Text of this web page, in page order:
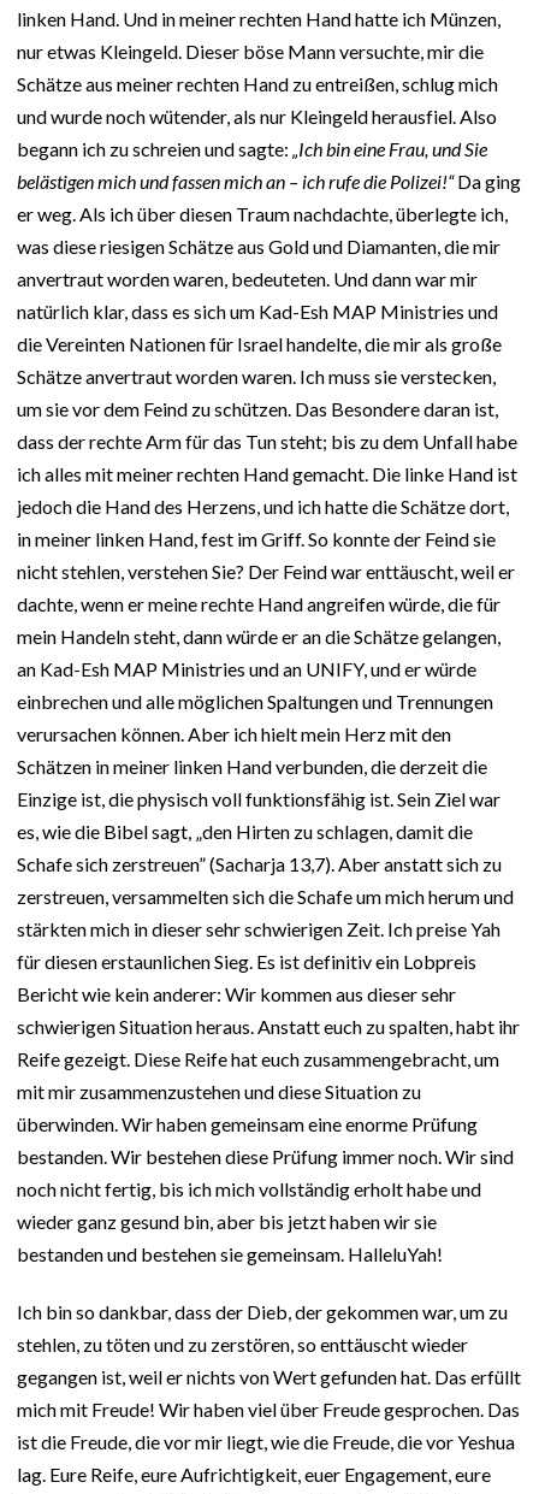
linken Hand. Und in meiner rechten Hand hatte ich Münzen,
nur etwas Kleingeld. Dieser böse Mann versuchte, mir die
Schätze aus meiner rechten Hand zu entreißen, schlug mich
und wurde noch wütender, als nur Kleingeld herausfiel. Also
begann ich zu schreien und sagte: „Ich bin eine Frau, und Sie
belästigen mich und fassen mich an – ich rufe die Polizei!“Da ging
er weg. Als ich über diesen Traum nachdachte, überlegte ich,
was diese riesigen Schätze aus Gold und Diamanten, die mir
anvertraut worden waren, bedeuteten. Und dann war mir
natürlich klar, dass es sich um Kad-Esh MAP Ministries und
die Vereinten Nationen für Israel handelte, die mir als große
Schätze anvertraut worden waren. Ich muss sie verstecken,
um sie vor dem Feind zu schützen. Das Besondere daran ist,
dass der rechte Arm für das Tun steht; bis zu dem Unfall habe
ich alles mit meiner rechten Hand gemacht. Die linke Hand ist
jedoch die Hand des Herzens, und ich hatte die Schätze dort,
in meiner linken Hand, fest im Griff. So konnte der Feind sie
nicht stehlen, verstehen Sie? Der Feind war enttäuscht, weil er
dachte, wenn er meine rechte Hand angreifen würde, die für
mein Handeln steht, dann würde er an die Schätze gelangen,
an Kad-Esh MAP Ministries und an UNIFY, und er würde
einbrechen und alle möglichen Spaltungen und Trennungen
verursachen können. Aber ich hielt mein Herz mit den
Schätzen in meiner linken Hand verbunden, die derzeit die
Einzige ist, die physisch voll funktionsfähig ist. Sein Ziel war
es, wie die Bibel sagt, „den Hirten zu schlagen, damit die
Schafe sich zerstreuen” (Sacharja 13,7). Aber anstatt sich zu
zerstreuen, versammelten sich die Schafe um mich herum und
stärkten mich in dieser sehr schwierigen Zeit. Ich preise Yah
für diesen erstaunlichen Sieg. Es ist definitiv ein Lobpreis
Bericht wie kein anderer: Wir kommen aus dieser sehr
schwierigen Situation heraus. Anstatt euch zu spalten, habt ihr
Reife gezeigt. Diese Reife hat euch zusammengebracht, um
mit mir zusammenzustehen und diese Situation zu
überwinden. Wir haben gemeinsam eine enorme Prüfung
bestanden. Wir bestehen diese Prüfung immer noch. Wir sind
noch nicht fertig, bis ich mich vollständig erholt habe und
wieder ganz gesund bin, aber bis jetzt haben wir sie
bestanden und bestehen sie gemeinsam. HalleluYah!
Ich bin so dankbar, dass der Dieb, der gekommen war, um zu
stehlen, zu töten und zu zerstören, so enttäuscht wieder
gegangen ist, weil er nichts von Wert gefunden hat. Das erfüllt
mich mit Freude! Wir haben viel über Freude gesprochen. Das
ist die Freude, die vor mir liegt, wie die Freude, die vor Yeshua
lag. Eure Reife, eure Aufrichtigkeit, euer Engagement, eure